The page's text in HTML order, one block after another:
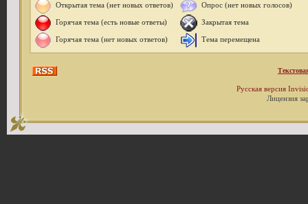
Открытая тема (нет новых ответов)
Горячая тема (есть новые ответы)
Горячая тема (нет новых ответов)
Опрос (нет новых голосов)
Закрытая тема
Тема перемещена
Русская версия
Лицензия